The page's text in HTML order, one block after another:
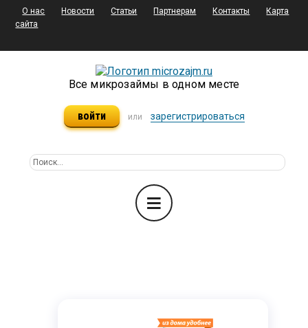
О нас Новости Статьи Партнерам Контакты
Карта
сайта
Все микрозаймы в одном месте
войти или зарегистрироваться